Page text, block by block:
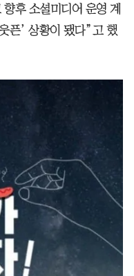
후 소셜미디어 운영 계
픈’ 상황이 됐다”고 했